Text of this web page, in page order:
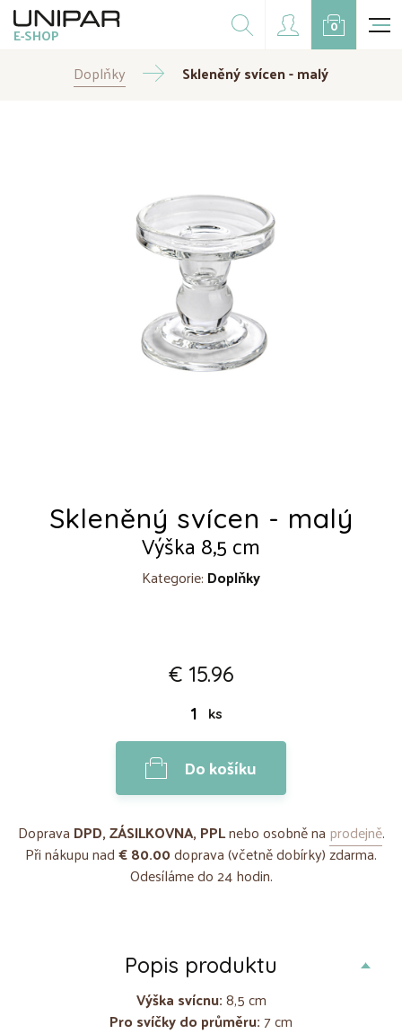
E-SHOP
Dárkové balíčky
Doplňky
Kampaně
CZK EUR
0
Doplňky Skleněný svícen - malý
Skleněný svícen - malý
Výška 8,5 cm
Kategorie: Doplňky
€ 15.96
ks
Do košíku
Doprava DPD, ZÁSILKOVNA, PPLnebo osobně na prodejně.
Při nákupu nad€ 80.00doprava (včetně dobírky) zdarma.
Odesíláme do 24 hodin.
Popis produktu
Výška svícnu:8,5 cm
Pro svíčky do průměru:7 cm